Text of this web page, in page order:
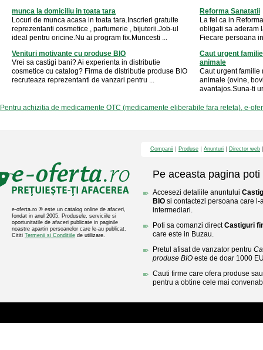
munca la domiciliu in toata tara
Locuri de munca acasa in toata tara.Inscrieri gratuite
reprezentanti cosmetice , parfumerie , bijuterii.Job-ul
ideal pentru oricine.Nu ai program fix.Muncesti ...
Reforma Sanatatii
La fel ca in
obligati sa aderam
Fiecare persoana
Venituri motivante cu produse BIO
Vrei sa castigi bani? Ai experienta in distributie
cosmetice cu catalog? Firma de distributie produse BIO
recruteaza reprezentanti de vanzari pentru ...
Caut urgent
animale
Caut urgent familie
animale (ovine,
avantajos.Suna-ti
Pentru achizitia de medicamente OTC (medicamente eliberabile fara reteta), e-
e-oferta.ro ® este un catalog online de afaceri,
fondat in anul 2005. Produsele, serviciile si
oportunitatile de afaceri publicate in paginile
noastre apartin persoanelor care le-au publicat.
Cititi Termenii si Conditiile de utilizare.
Companii Produse Anunturi Director web
Pe aceasta pagina poti
Accesezi detaliile anuntului
BIO si contactezi persoana care
intermediari.
Poti sa comanzi directCastiguri
care este in Buzau.
Pretul afisat de vanzator pentru
produse BIO este de doar 1000
Cauti firme care ofera produse
pentru a obtine cele mai